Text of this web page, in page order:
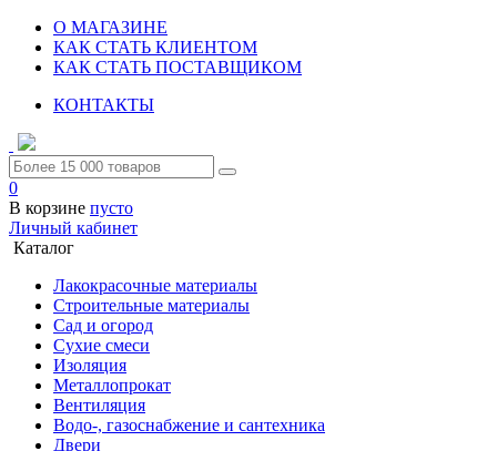
О МАГАЗИНЕ
КАК СТАТЬ КЛИЕНТОМ
КАК СТАТЬ ПОСТАВЩИКОМ
КОНТАКТЫ
0
В корзине пусто
Личный кабинет
Каталог
Лакокрасочные материалы
Строительные материалы
Сад и огород
Сухие смеси
Изоляция
Металлопрокат
Вентиляция
Водо-, газоснабжение и сантехника
Двери